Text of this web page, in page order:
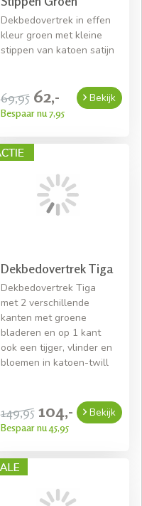
Dekbedovertrek in effen
kleur groen met kleine
stippen van katoen satijn
69,95 62,-
Bespaar nu 7,95
Bekijk
Dekbedovertrek Tiga
Dekbedovertrek Tiga
met 2 verschillende
kanten met groene
bladeren en op 1 kant
ook een tijger, vlinder en
bloemen in katoen-twill
149,95 104,-
Bespaar nu 45,95
Bekijk